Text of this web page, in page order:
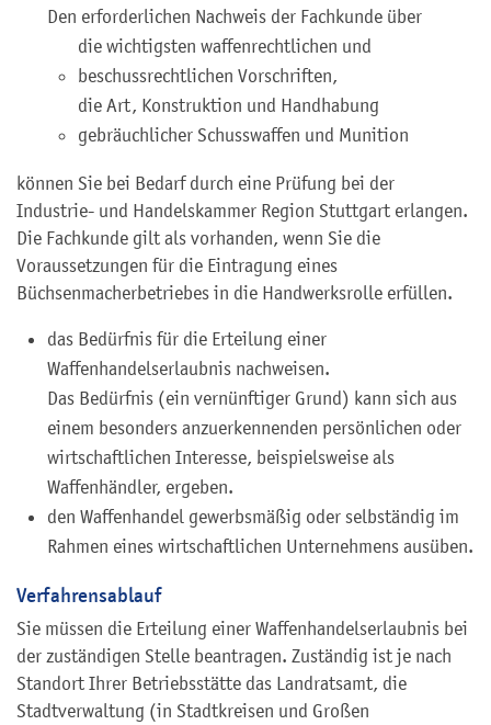
Den erforderlichen Nachweis der Fachkunde über
die wichtigsten waffenrechtlichen und
beschussrechtlichen Vorschriften,
die Art, Konstruktion und Handhabung
gebräuchlicher Schusswaffen und Munition
können Sie bei Bedarf durch eine Prüfung bei der
Industrie- und Handelskammer Region Stuttgart erlangen.
Die Fachkunde gilt als vorhanden, wenn Sie die
Voraussetzungen für die Eintragung eines
Büchsenmacherbetriebes in die Handwerksrolle erfüllen.
das Bedürfnis für die Erteilung einer
Waffenhandelserlaubnis nachweisen.
Das Bedürfnis (ein vernünftiger Grund) kann sich aus
einem besonders anzuerkennenden persönlichen oder
wirtschaftlichen Interesse, beispielsweise als
Waffenhändler, ergeben.
den Waffenhandel gewerbsmäßig oder selbständig im
Rahmen eines wirtschaftlichen Unternehmens ausüben.
Verfahrensablauf
Sie müssen die Erteilung einer Waffenhandelserlaubnis bei
der zuständigen Stelle beantragen. Zuständig ist je nach
Standort Ihrer Betriebsstätte das Landratsamt, die
Stadtverwaltung (in Stadtkreisen und Großen